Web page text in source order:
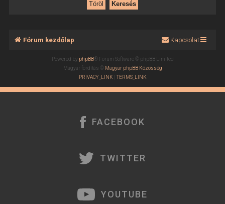
Fórum kezdőlap Kapcsolat
Powered by phpBB® Forum Software © phpBB Limited
Magyar fordítás © Magyar phpBB Közösség
PRIVACY_LINK|TERMS_LINK
FACEBOOK
TWITTER
YOUTUBE